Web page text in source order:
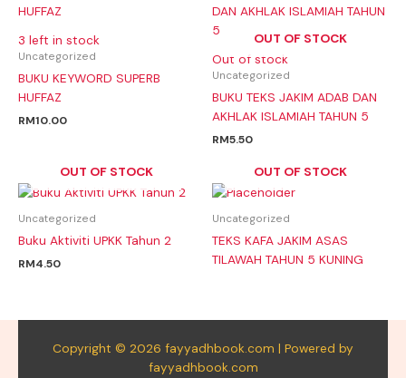
3 left in stock
Uncategorized
BUKU KEYWORD SUPERB
HUFFAZ
RM10.00
OUT OF STOCK
Out of stock
Uncategorized
BUKU TEKS JAKIM ADAB DAN
AKHLAK ISLAMIAH TAHUN 5
RM5.50
OUT OF STOCK
Uncategorized
Buku Aktiviti UPKK Tahun 2
RM4.50
OUT OF STOCK
Uncategorized
TEKS KAFA JAKIM ASAS
TILAWAH TAHUN 5 KUNING
Copyright © 2026 fayyadhbook.com | Powered by
fayyadhbook.com